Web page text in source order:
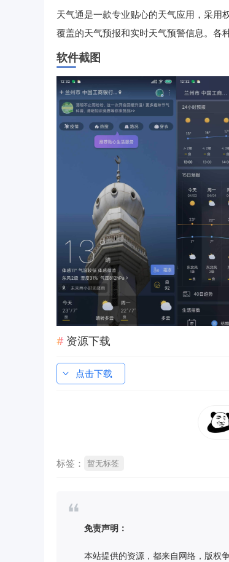
天气通是一款专业贴心的天气应用，采
覆盖的天气预报和实时天气预警信息。各
软件截图
资源下载
点击下载
标签： 暂无标签
免责声明：
本站提供的资源，都来自网络，版权